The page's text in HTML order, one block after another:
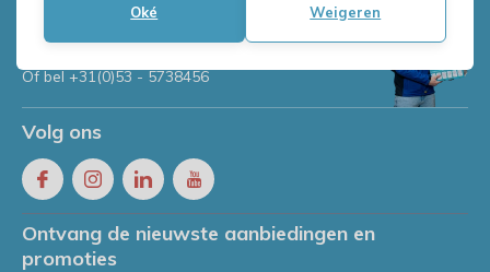
Oké Weigeren
Mail naarinfo@verpakkingenxl.nl
Of bel+31(0)53 - 5738456
Volg ons
Ontvang de nieuwste aanbiedingen en
promoties